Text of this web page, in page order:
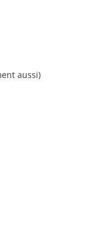
aussi)